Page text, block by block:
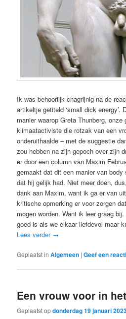
Ik was behoorlijk chagrijnig na de
artikeltje getiteld ‘small dick energy’.
manier waarop Greta Thunberg, onze
klimaatactiviste die rotzak van een
onderuithaalde – met de suggestie
zou hebben na zijn gepoch over zijn
er door een column van Maxim
gemaakt dat dit een manier van
dat hij gelijk had. Niet meer doen,
dank aan Maxim, want ik ga er van
kritische opmerking er voor zorgen
mogen worden. Want ik leer graag
goed is als we elkaar liefdevol maar
Lees verder →
Geplaatst in Algemeen |Geef een
Een vrouw voor in
Geplaatst opdonderdag 19 januari